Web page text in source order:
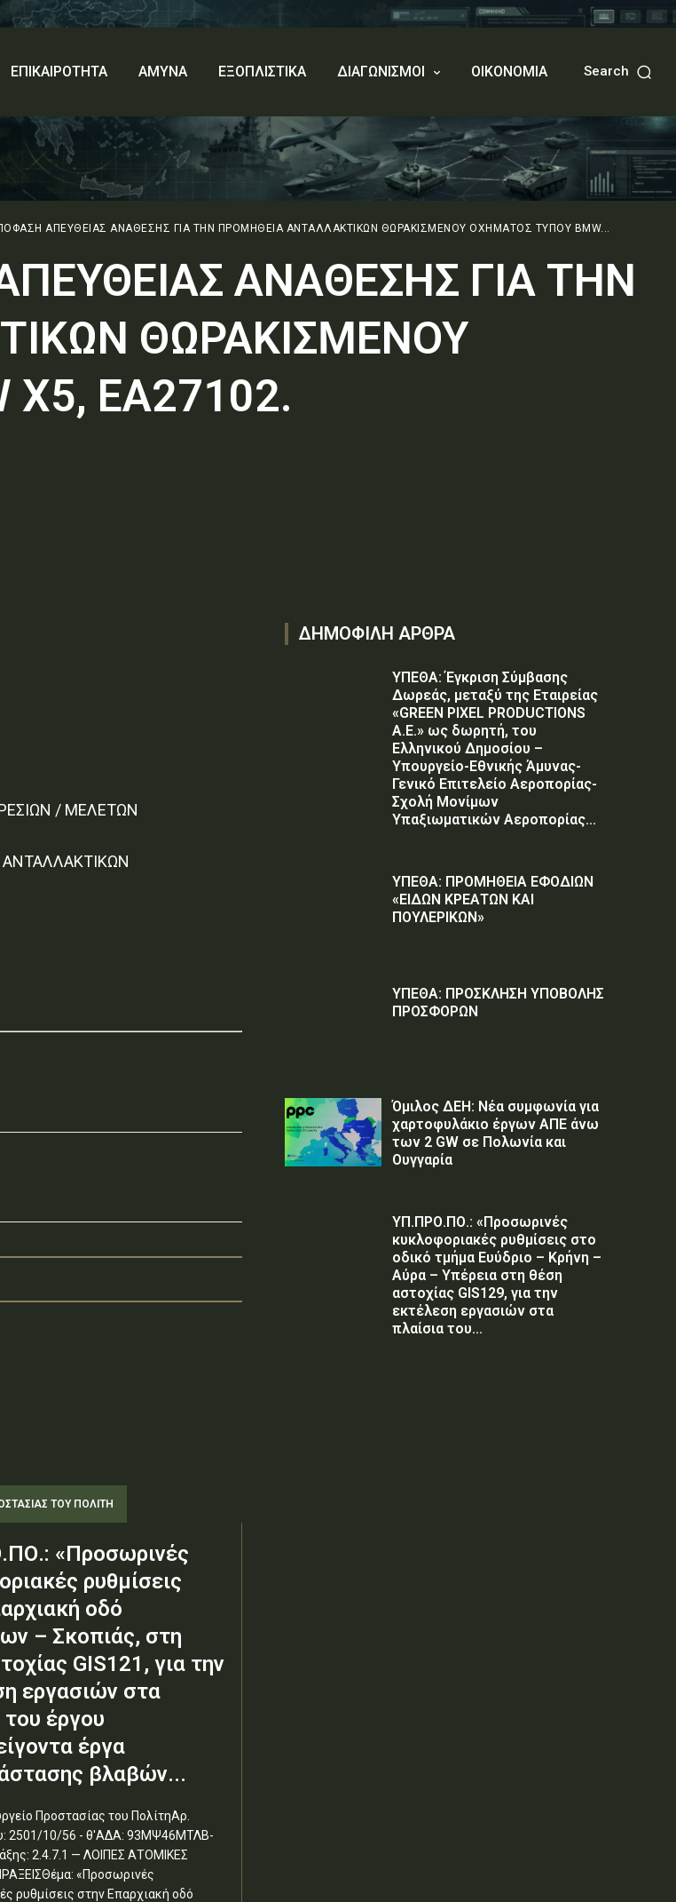
ΕΠΙΚΑΙΡΟΤΗΤΑ ΑΜΥΝΑ ΕΞΟΠΛΙΣΤΙΚΑ ΔΙΑΓΩΝΙΣΜΟΙ ΟΙΚΟΝΟΜΙΑ Search
ΑΠΕΥΘΕΙΑΣ ΑΝΑΘΕΣΗΣ ΓΙΑ ΤΗΝ ΠΡΟΜΗΘΕΙΑ ΑΝΤΑΛΛΑΚΤΙΚΩΝ ΘΩΡΑΚΙΣΜΕΝΟΥ ΟΧΗΜΑΤΟΣ ΤΥΠΟΥ BMW...
ΑΝΑΘΕΣΗΣ ΓΙΑ ΤΗΝ
ΘΩΡΑΚΙΣΜΕΝΟΥ
ΕΑ27102.
/ ΜΕΛΕΤΩΝ
ΤΟΥ ΠΟΛΊΤΗ
«Προσωρινές
ρυθμίσεις
οδό
– Σκοπιάς, στη
GIS121, για την
εργασιών στα
του έργου
έργα
βλαβών...
Προστασίας του ΠολίτηΑρ.
2501/10/56 - θ'ΑΔΑ: 93ΜΨ46ΜΤΛΒ-
2.4.7.1 — ΛΟΙΠΕΣ ΑΤΟΜΙΚΕΣ
«Προσωρινές
ρυθμίσεις στην Επαρχιακή οδό
ΔΗΜΟΦΙΛΗ ΑΡΘΡΑ
ΥΠΕΘΑ: Έγκριση Σύμβασης
Δωρεάς, μεταξύ της Εταιρείας
«GREEN PIXEL PRODUCTIONS
Α.Ε.» ως δωρητή, του
Ελληνικού Δημοσίου –
Υπουργείο-Εθνικής Άμυνας-
Γενικό Επιτελείο Αεροπορίας-
Σχολή Μονίμων
Υπαξιωματικών Αεροπορίας...
ΥΠΕΘΑ: ΠΡΟΜΗΘΕΙΑ ΕΦΟΔΙΩΝ
«ΕΙΔΩΝ ΚΡΕΑΤΩΝ ΚΑΙ
ΠΟΥΛΕΡΙΚΩΝ»
ΥΠΕΘΑ: ΠΡΟΣΚΛΗΣΗ ΥΠΟΒΟΛΗΣ
ΠΡΟΣΦΟΡΩΝ
Όμιλος ΔΕΗ: Νέα συμφωνία για
χαρτοφυλάκιο έργων ΑΠΕ άνω
των 2 GW σε Πολωνία και
Ουγγαρία
ΥΠ.ΠΡΟ.ΠΟ.: «Προσωρινές
κυκλοφοριακές ρυθμίσεις στο
οδικό τμήμα Ευύδριο – Κρήνη –
Αύρα – Υπέρεια στη θέση
αστοχίας GIS129, για την
εκτέλεση εργασιών στα
πλαίσια του...